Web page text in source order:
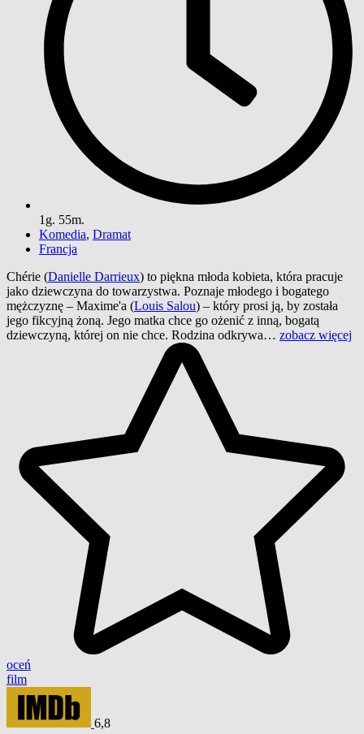
1g. 55m.
Komedia, Dramat
Francja
Chérie (Danielle Darrieux) to piękna młoda kobieta, która pracuje
jako dziewczyna do towarzystwa. Poznaje młodego i bogatego
mężczyznę – Maxime'a (Louis Salou) – który prosi ją, by została
jego fikcyjną żoną. Jego matka chce go ożenić z inną, bogatą
dziewczyną, której on nie chce. Rodzina odkrywa… zobacz więcej
oceń
film
6,8